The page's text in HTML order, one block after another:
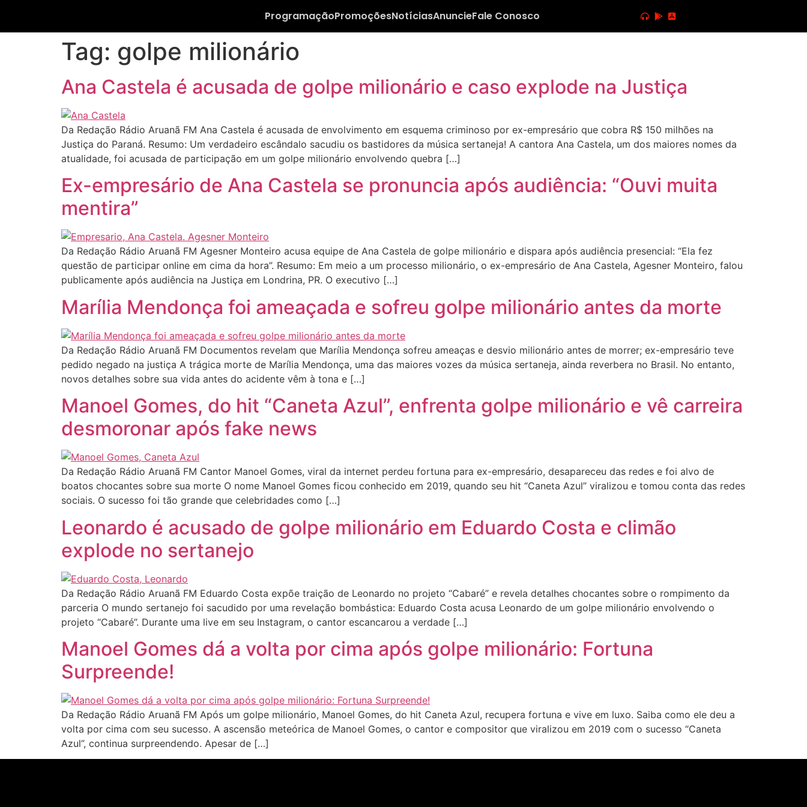
ProgramaçãoPromoçõesNotíciasAnuncieFale Conosco
Tag: golpe milionário
Ana Castela é acusada de golpe milionário e caso explode na Justiça
Da Redação Rádio Aruanã FM Ana Castela é acusada de envolvimento em esquema criminoso por ex-empresário que cobra R$ 150 milhões na
Justiça do Paraná. Resumo: Um verdadeiro escândalo sacudiu os bastidores da música sertaneja! A cantora Ana Castela, um dos maiores nomes da
atualidade, foi acusada de participação em um golpe milionário envolvendo quebra […]
Ex-empresário de Ana Castela se pronuncia após audiência: “Ouvi muita
mentira”
Da Redação Rádio Aruanã FM Agesner Monteiro acusa equipe de Ana Castela de golpe milionário e dispara após audiência presencial: “Ela fez
questão de participar online em cima da hora”. Resumo: Em meio a um processo milionário, o ex-empresário de Ana Castela, Agesner Monteiro, falou
publicamente após audiência na Justiça em Londrina, PR. O executivo […]
Marília Mendonça foi ameaçada e sofreu golpe milionário antes da morte
Da Redação Rádio Aruanã FM Documentos revelam que Marília Mendonça sofreu ameaças e desvio milionário antes de morrer; ex-empresário teve
pedido negado na justiça A trágica morte de Marília Mendonça, uma das maiores vozes da música sertaneja, ainda reverbera no Brasil. No entanto,
novos detalhes sobre sua vida antes do acidente vêm à tona e […]
Manoel Gomes, do hit “Caneta Azul”, enfrenta golpe milionário e vê carreira
desmoronar após fake news
Da Redação Rádio Aruanã FM Cantor Manoel Gomes, viral da internet perdeu fortuna para ex-empresário, desapareceu das redes e foi alvo de
boatos chocantes sobre sua morte O nome Manoel Gomes ficou conhecido em 2019, quando seu hit “Caneta Azul” viralizou e tomou conta das redes
sociais. O sucesso foi tão grande que celebridades como […]
Leonardo é acusado de golpe milionário em Eduardo Costa e climão
explode no sertanejo
Da Redação Rádio Aruanã FM Eduardo Costa expõe traição de Leonardo no projeto “Cabaré” e revela detalhes chocantes sobre o rompimento da
parceria O mundo sertanejo foi sacudido por uma revelação bombástica: Eduardo Costa acusa Leonardo de um golpe milionário envolvendo o
projeto “Cabaré”. Durante uma live em seu Instagram, o cantor escancarou a verdade […]
Manoel Gomes dá a volta por cima após golpe milionário: Fortuna
Surpreende!
Da Redação Rádio Aruanã FM Após um golpe milionário, Manoel Gomes, do hit Caneta Azul, recupera fortuna e vive em luxo. Saiba como ele deu a
volta por cima com seu sucesso. A ascensão meteórica de Manoel Gomes, o cantor e compositor que viralizou em 2019 com o sucesso “Caneta
Azul”, continua surpreendendo. Apesar de […]